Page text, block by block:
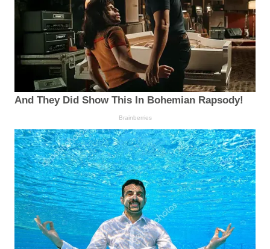
And They Did Show This In Bohemian Rapsody!
Brainberries